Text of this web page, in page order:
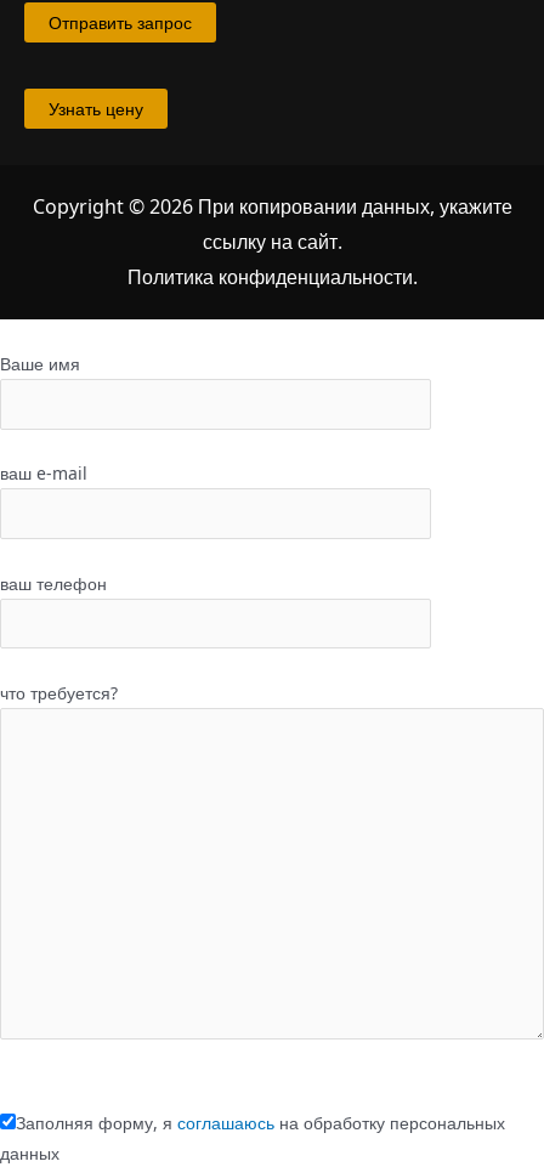
Отправить запрос
Узнать цену
Copyright © 2026 При копировании данных, укажите
ссылку на сайт.
Политика конфиденциальности.
Ваше имя
ваш e-mail
ваш телефон
что требуется?
Заполняя форму, я соглашаюсь на обработку персональных
данных